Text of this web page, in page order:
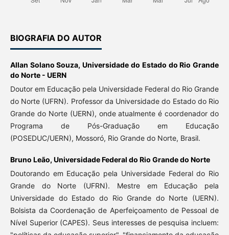
BIOGRAFIA DO AUTOR
Allan Solano Souza,Universidade do Estado do Rio Grande
do Norte - UERN
Doutor em Educação pela Universidade Federal do Rio Grande
do Norte (UFRN). Professor da Universidade do Estado do Rio
Grande do Norte (UERN), onde atualmente é coordenador do
Programa de Pós-Graduação em Educação
(POSEDUC/UERN), Mossoró, Rio Grande do Norte, Brasil.
Bruno Leão, Universidade Federal do Rio Grande do Norte
Doutorando em Educação pela Universidade Federal do Rio
Grande do Norte (UFRN). Mestre em Educação pela
Universidade do Estado do Rio Grande do Norte (UERN).
Bolsista da Coordenação de Aperfeiçoamento de Pessoal de
Nível Superior (CAPES). Seus interesses de pesquisa incluem: